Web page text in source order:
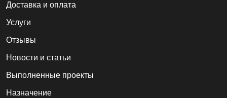
Доставка и оплата
Услуги
Отзывы
Новости и статьи
Выполненные проекты
Назначение